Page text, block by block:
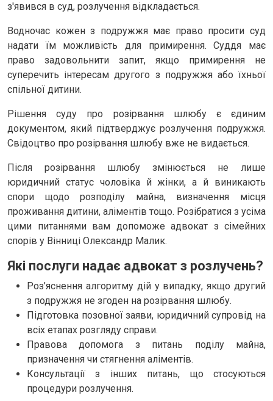
з'явився в суд, розлучення відкладається.
Водночас кожен з подружжя має право просити суд
надати їм можливість для примирення. Суддя має
право задовольнити запит, якщо примирення не
суперечить інтересам другого з подружжя або їхньої
спільної дитини.
Рішення суду про розірвання шлюбу є єдиним
документом, який підтверджує розлучення подружжя.
Свідоцтво про розірвання шлюбу вже не видається.
Після розірвання шлюбу змінюється не лише
юридичний статус чоловіка й жінки, а й виникають
спори щодо розподілу майна, визначення місця
проживання дитини, аліментів тощо. Розібратися з усіма
цими питаннями вам допоможе адвокат з сімейних
спорів у Вінниці Олександр Малик.
Які послуги надає адвокат з розлучень?
Роз’яснення алгоритму дій у випадку, якщо другий
з подружжя не згоден на розірвання шлюбу.
Підготовка позовної заяви, юридичний супровід на
всіх етапах розгляду справи.
Правова допомога з питань поділу майна,
призначення чи стягнення аліментів.
Консультації з інших питань, що стосуються
процедури розлучення.